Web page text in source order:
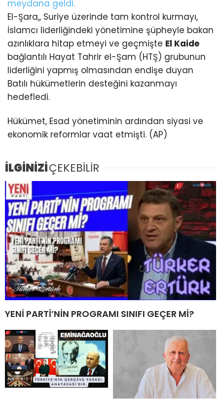
El-Şara,, Suriye üzerinde tam kontrol kurmayı,
İslamcı liderliğindeki yönetimine şüpheyle bakan
azınlıklara hitap etmeyi ve geçmişte El Kaide
bağlantılı Hayat Tahrir el-Şam (HTŞ) grubunun
liderliğini yapmış olmasından endişe duyan
Batılı hükümetlerin desteğini kazanmayı
hedefledi.
Hükümet, Esad yönetiminin ardından siyasi ve
ekonomik reformlar vaat etmişti. (AP)
İLGİNİZİÇEKEBİLİR
YENİ PARTİ’NİN PROGRAMI SINIFI GEÇER Mİ?